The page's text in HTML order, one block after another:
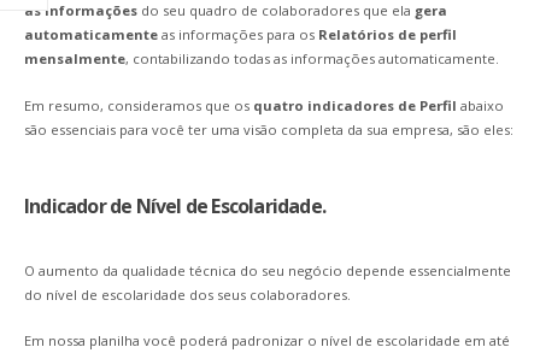
as informações do seu quadro de colaboradores que ela gera
automaticamente as informações para os Relatórios de perfil
mensalmente, contabilizando todas as informações automaticamente.
Em resumo, consideramos que os quatro indicadores de Perfil abaixo
são essenciais para você ter uma visão completa da sua empresa, são eles:
Indicador de Nível de Escolaridade.
O aumento da qualidade técnica do seu negócio depende essencialmente
do nível de escolaridade dos seus colaboradores.
Em nossa planilha você poderá padronizar o nível de escolaridade em até